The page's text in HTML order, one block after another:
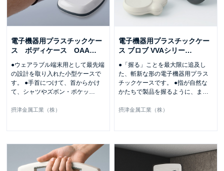
電子機器用プラスチックケー
ス ボディケース OAA…
●ウェアラブル端末用として最先端
の設計を取り入れた小型ケースで
す。 ●手首につけて、首からかけ
て、シャツやズボン・ポケッ …
摂津金属工業（株）
電子機器用プラスチックケー
ス ブロブ VVAシリー…
●「握る」ことを最大限に追及し
た、斬新な形の電子機器用プラス
チックケースです。 ●指が自然な
かたちで製品を握るように、ま …
摂津金属工業（株）